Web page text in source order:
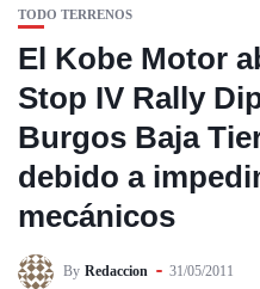
TODO TERRENOS
El Kobe Motor
Stop IV Rally
Burgos Baja
debido a
mecánicos
By Redaccion 31/05/2011